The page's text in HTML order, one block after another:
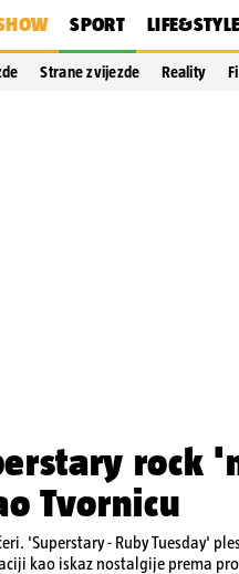
SPORT LIFE&STYLE
Strane zvijezde Reality
rock
Tvornicu
'Superstary - Ruby Tuesday'
kao iskaz nostalgije prema